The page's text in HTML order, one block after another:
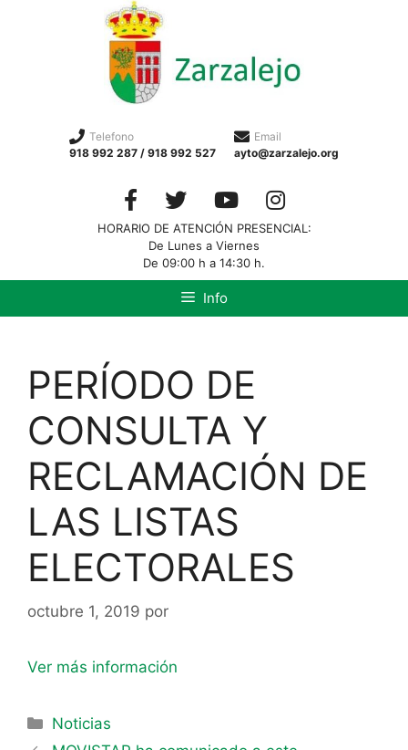
Telefono
918 992 287 / 918 992 527
Email
ayto@zarzalejo.org
HORARIO DE ATENCIÓN PRESENCIAL:
De Lunes a Viernes
De 09:00 h a 14:30 h.
Info
PERÍODO DE
CONSULTA Y
RECLAMACIÓN DE
LAS LISTAS
ELECTORALES
octubre 1, 2019 por
Ver más información
Noticias